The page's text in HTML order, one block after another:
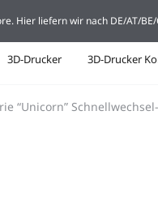
3D-Drucker 3D-Drucker
“Unicorn”
Hier liefern wir nach DE/AT/